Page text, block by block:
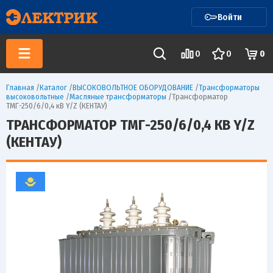
Войти
0 0 0
Главная /Каталог /ВЫСОКОВОЛЬТНОЕ ОБОРУДОВАНИЕ /Трансформаторы
высоковольтные /Масляные трансформаторы /Трансформатор
ТМГ-250/6/0,4 кВ Y/Z (КЕНТАУ)
ТРАНСФОРМАТОР ТМГ-250/6/0,4 КВ Y/Z
(КЕНТАУ)